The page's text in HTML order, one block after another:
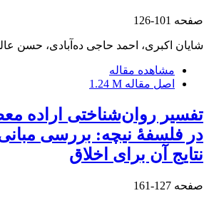
صفحه 101-126
شایان اکبری، احمد حاجی ده‌آبادی، حسن
مشاهده مقاله
اصل مقاله 1.24 M
تفسیر روان‌شناختی اراده
در فلسفۀ نیچه: بررسی
نتایج آن برای اخلاق
صفحه 127-161